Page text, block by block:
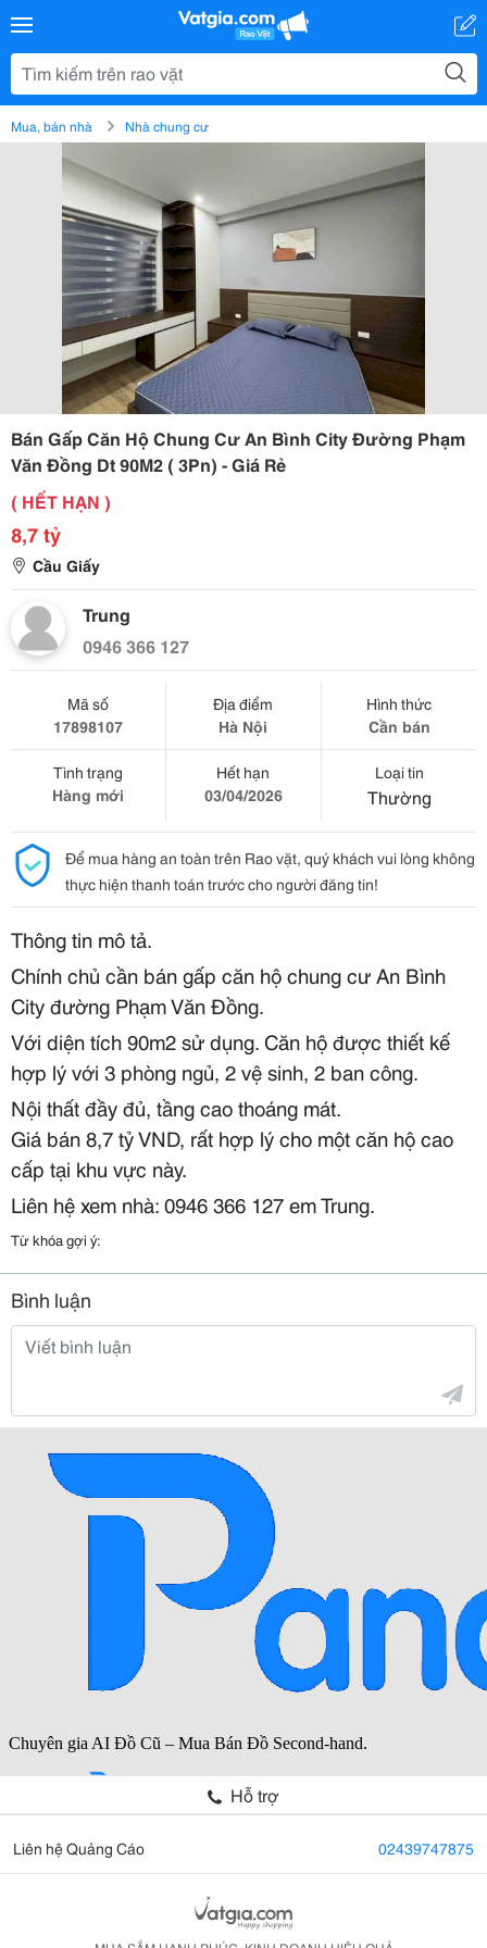
Mua, bán nhà Nhà chung cư
Bán Gấp Căn Hộ Chung Cư An Bình City Đường Phạm
Văn Đồng Dt 90M2 ( 3Pn) - Giá Rẻ
( HẾT HẠN )
8,7 tỷ
Cầu Giấy
Trung
0946 366 127
Mã số
17898107
Địa điểm
Hà Nội
Hình thức
Cần bán
Tình trạng
Hàng mới
Hết hạn
03/04/2026
Loại tin
Thường
Để mua hàng an toàn trên Rao vặt, quý khách vui lòng không
thực hiện thanh toán trước cho người đăng tin!
Thông tin mô tả.
Chính chủ cần bán gấp căn hộ chung cư An Bình
City đường Phạm Văn Đồng.
Với diện tích 90m2 sử dụng. Căn hộ được thiết kế
hợp lý với 3 phòng ngủ, 2 vệ sinh, 2 ban công.
Nội thất đầy đủ, tầng cao thoáng mát.
Giá bán 8,7 tỷ VND, rất hợp lý cho một căn hộ cao
cấp tại khu vực này.
Liên hệ xem nhà: 0946 366 127 em Trung.
Từ khóa gợi ý:
Bình luận
Hỗ trợ
Liên hệ Quảng Cáo 02439747875